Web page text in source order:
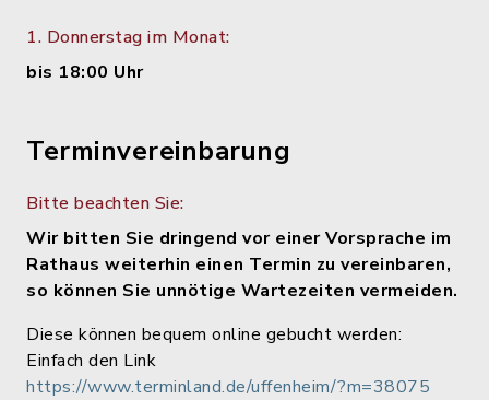
1. Donnerstag im Monat:
bis 18:00 Uhr
Terminvereinbarung
Bitte beachten Sie:
Wir bitten Sie dringend vor einer Vorsprache im
Rathaus weiterhin einen Termin zu vereinbaren,
so können Sie unnötige Wartezeiten vermeiden.
Diese können bequem online gebucht werden:
Einfach den Link
https://www.terminland.de/uffenheim/?m=38075